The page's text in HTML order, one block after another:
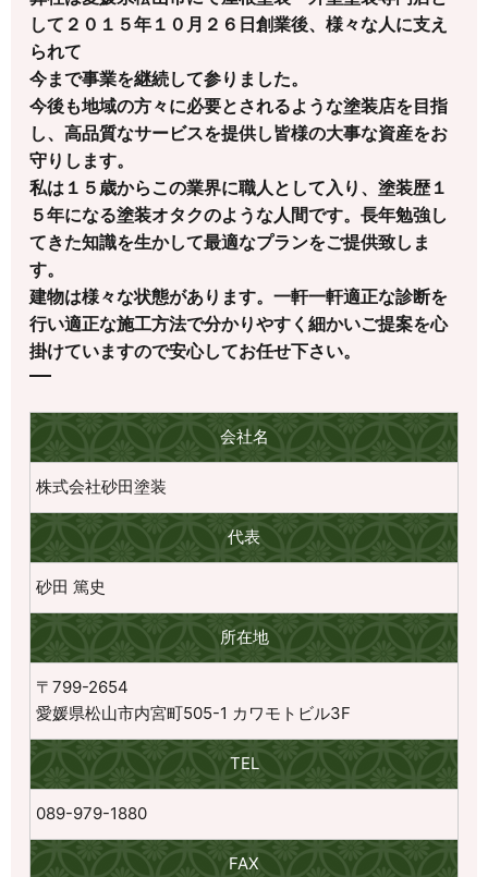
して２０１５年１０月２６日創業後、様々な人に支え
られて
今まで事業を継続して参りました。
今後も地域の方々に必要とされるような塗装店を目指
し、高品質なサービスを提供し皆様の大事な資産をお
守りします。
私は１５歳からこの業界に職人として入り、塗装歴１
５年になる塗装オタクのような人間です。長年勉強し
てきた知識を生かして最適なプランをご提供致しま
す。
建物は様々な状態があります。一軒一軒適正な診断を
行い適正な施工方法で分かりやすく細かいご提案を心
掛けていますので安心してお任せ下さい。
会社名
株式会社砂田塗装
代表
砂田 篤史
所在地
〒799-2654
愛媛県松山市内宮町505-1 カワモトビル3F
TEL
089-979-1880
FAX